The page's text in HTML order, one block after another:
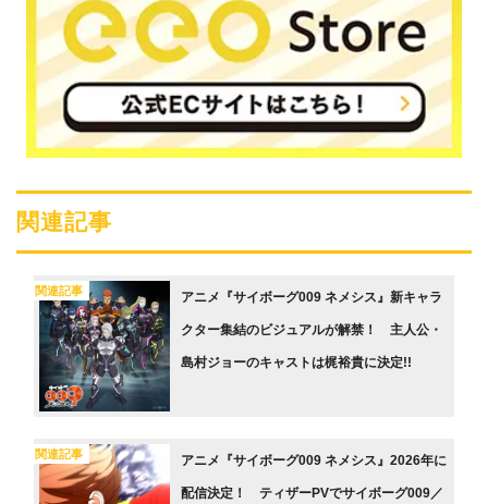
関連記事
関連記事 アニメ『サイボーグ009 ネメシス』新キャラ
クター集結のビジュアルが解禁！ 主人公・
島村ジョーのキャストは梶裕貴に決定!!
関連記事 アニメ『サイボーグ009 ネメシス』2026年に
配信決定！ ティザーPVでサイボーグ009／